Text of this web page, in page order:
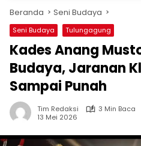
Beranda Seni Budaya
Seni Budaya Tulungagung
Kades Anang
Budaya, Jaranan
Sampai Punah
Tim Redaksi
3 Min Baca
13 Mei 2026